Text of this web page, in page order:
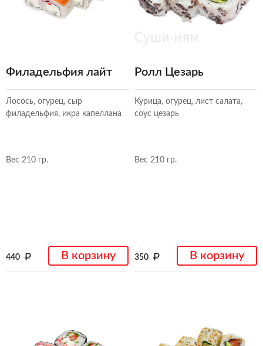
Филадельфия лайт
Лосось, огурец, сыр
филадельфия, икра капеллана
Вес 210 гр.
440 В корзину
Ролл Цезарь
Курица, огурец, лист салата,
соус цезарь
Вес 210 гр.
350 В корзину